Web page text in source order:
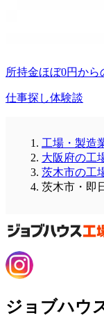
所持金ほぼ0円から
仕事探し体験談
工場・製造
大阪府の工
茨木市の工
茨木市・即
ジョブハウ